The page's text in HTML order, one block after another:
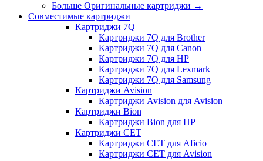
Больше Оригинальные картриджи →
Совместимые картриджи
Картриджи 7Q
Картриджи 7Q для Brother
Картриджи 7Q для Canon
Картриджи 7Q для HP
Картриджи 7Q для Lexmark
Картриджи 7Q для Samsung
Картриджи Avision
Картриджи Avision для Avision
Картриджи Bion
Картриджи Bion для HP
Картриджи CET
Картриджи CET для Aficio
Картриджи CET для Avision